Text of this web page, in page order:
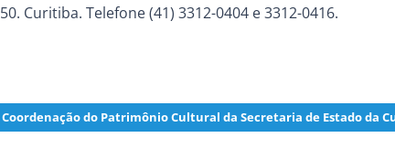
Curitiba. Telefone (41) 3312-0404 e 3312-0416.
Coordenação do Patrimônio Cultural da Secretaria de Estado da